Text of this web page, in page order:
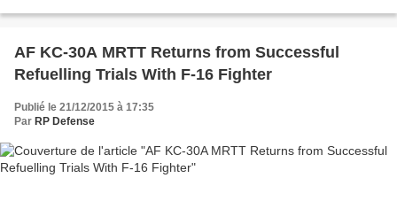
AF KC-30A MRTT Returns from Successful
Refuelling Trials With F-16 Fighter
Publié le 21/12/2015 à 17:35
Par RP Defense